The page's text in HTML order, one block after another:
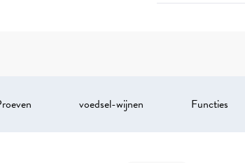
voedsel-wijnen Functies